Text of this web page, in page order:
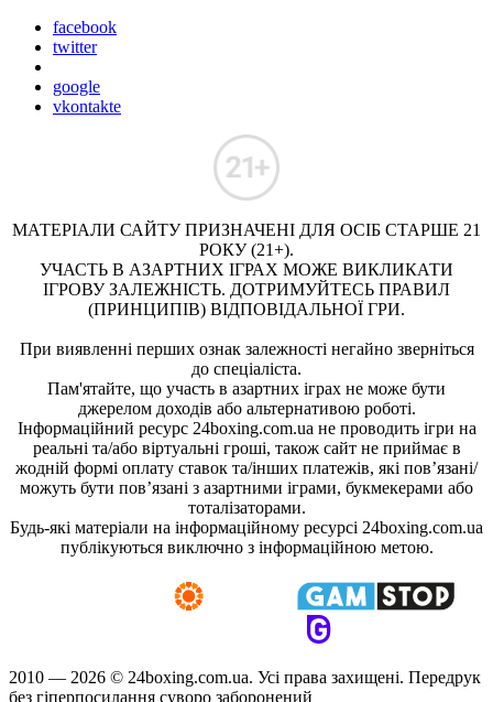
facebook
twitter
google
vkontakte
МАТЕРІАЛИ САЙТУ ПРИЗНАЧЕНІ ДЛЯ ОСІБ СТАРШЕ 21
РОКУ (21+).
УЧАСТЬ В АЗАРТНИХ ІГРАХ МОЖЕ ВИКЛИКАТИ
ІГРОВУ ЗАЛЕЖНІСТЬ. ДОТРИМУЙТЕСЬ ПРАВИЛ
(ПРИНЦИПІВ) ВІДПОВІДАЛЬНОЇ ГРИ.
При виявленні перших ознак залежності негайно зверніться
до спеціаліста.
Пам'ятайте, що участь в азартних іграх не може бути
джерелом доходів або альтернативою роботі.
Інформаційний ресурс 24boxing.com.ua не проводить ігри на
реальні та/або віртуальні гроші, також сайт не приймає в
жодній формі оплату ставок та/інших платежів, які пов’язані/
можуть бути пов’язані з азартними іграми, букмекерами або
тоталізаторами.
Будь-які матеріали на інформаційному ресурсі 24boxing.com.ua
публікуються виключно з інформаційною метою.
2010 — 2026 © 24boxing.com.ua. Усi права захищенi. Передрук
без гіперпосилання суворо заборонений